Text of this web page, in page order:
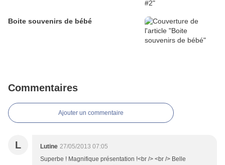
Boite souvenirs de bébé
Commentaires
Ajouter un commentaire
L Lutine 27/05/2013 07:05
Superbe ! Magnifique présentation !<br /> <br /> Belle